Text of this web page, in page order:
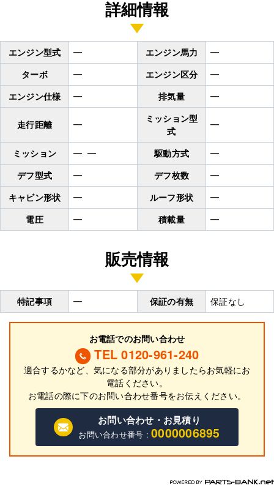
詳細情報
エンジン型式 ━ エンジン馬力
━
ターボ
━ エンジン区分
━
エンジン仕様
━ 排気量 ━
走行距離 ━
ミッション型
式
━
ミッション ━ ━ 駆動方式
━
デフ型式
━ デフ枚数
━
キャビン形状
━ ルーフ形状
━
電圧
━ 積載量 ━
販売情報
特記事項 ━ 保証の有無 保証なし
お電話でのお問い合わせ
TEL 0120-961-240
適合するかなど、気になる部分がありましたらお気軽にお
電話ください。
お電話の際に下のお問い合わせ番号をお伝えください。
お問い合わせ・お見積り
お問い合わせ番号 :0000006895